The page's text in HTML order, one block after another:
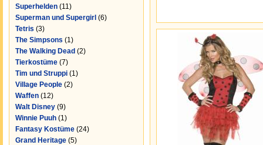
Superhelden (11)
Superman und Supergirl (6)
Tetris (3)
The Simpsons (1)
The Walking Dead (2)
Tierkostüme (7)
Tim und Struppi (1)
Village People (2)
Waffen (12)
Walt Disney (9)
Winnie Puuh (1)
Fantasy Kostüme (24)
Grand Heritage (5)